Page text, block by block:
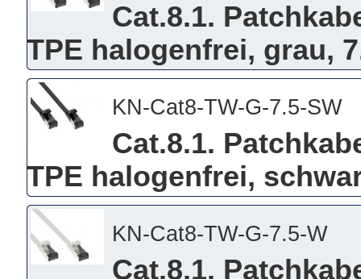
Cat.8.1.
TPE halogenfrei, grau,
KN-Cat8-TW-G-7.5-SW
Cat.8.1.
TPE halogenfrei,
KN-Cat8-TW-G-7.5-W
Cat.8.1.